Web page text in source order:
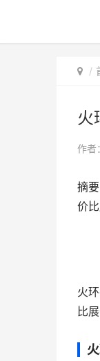
火
作者：
摘
价
火
比